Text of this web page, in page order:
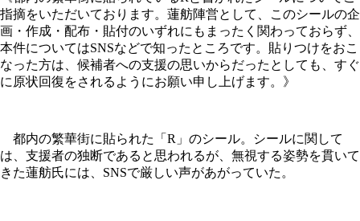
指摘をいただいております。蓮舫陣営として、このシールの企
画・作成・配布・貼付のいずれにもまったく関わっておらず、
本件についてはSNSなどで知ったところです。貼りつけをおこ
なった方は、候補者への支援の思いからだったとしても、すぐ
に原状回復をされるようにお願い申し上げます。》
都内の繁華街に貼られた「R」のシール。シールに関して
は、支援者の独断であると思われるが、無視する姿勢を貫いて
きた蓮舫氏には、SNSで厳しい声があがっていた。